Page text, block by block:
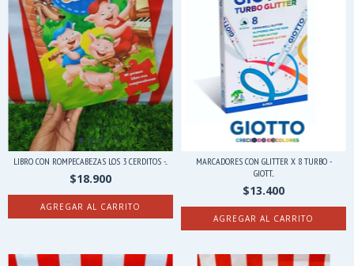
LIBRO CON ROMPECABEZAS LOS 3 CERDITOS -...
$18.900
MARCADORES CON GLITTER X 8 TURBO -
GIOTT...
$13.400